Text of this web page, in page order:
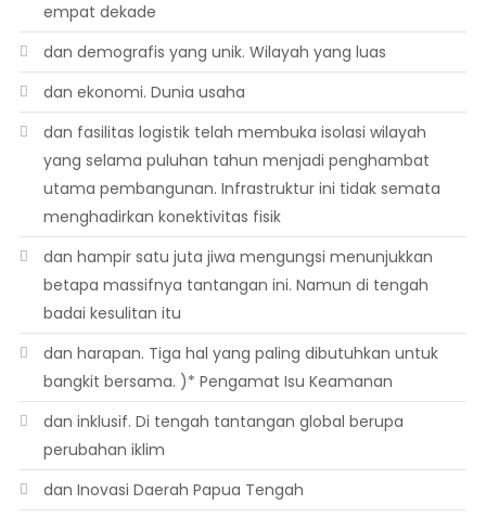
empat dekade
dan demografis yang unik. Wilayah yang luas
dan ekonomi. Dunia usaha
dan fasilitas logistik telah membuka isolasi wilayah
yang selama puluhan tahun menjadi penghambat
utama pembangunan. Infrastruktur ini tidak semata
menghadirkan konektivitas fisik
dan hampir satu juta jiwa mengungsi menunjukkan
betapa massifnya tantangan ini. Namun di tengah
badai kesulitan itu
dan harapan. Tiga hal yang paling dibutuhkan untuk
bangkit bersama. )* Pengamat Isu Keamanan
dan inklusif. Di tengah tantangan global berupa
perubahan iklim
dan Inovasi Daerah Papua Tengah